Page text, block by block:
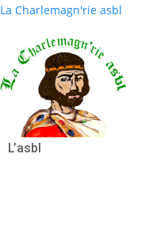
La Charlemagn'rie asbl
L’asbl